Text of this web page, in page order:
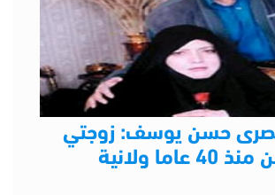
حسن يوسف: زوجتي
طلقت الفن منذ 40 عاما ولانية